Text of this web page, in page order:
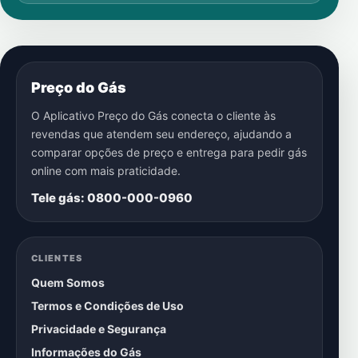
Preço do Gás
O Aplicativo Preço do Gás conecta o cliente às
revendas que atendem seu endereço, ajudando a
comparar opções de preço e entrega para pedir gás
online com mais praticidade.
Tele gás: 0800-000-0960
CLIENTES
Quem Somos
Termos e Condições de Uso
Privacidade e Segurança
Informações do Gás